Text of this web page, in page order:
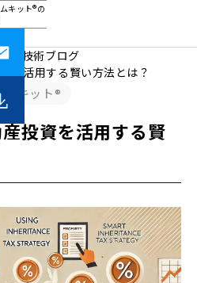
キット®の
の技術ブログ
を活用する賢い方法とは？
ムキット®
投資を活用する賢